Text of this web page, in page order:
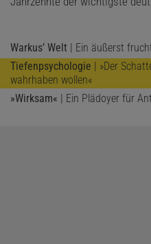
Warkus’ Welt | Ein äußerst
Tiefenpsychologie | »Der
wahrhaben wollen«
»Wirksam« | Ein Plädoyer für